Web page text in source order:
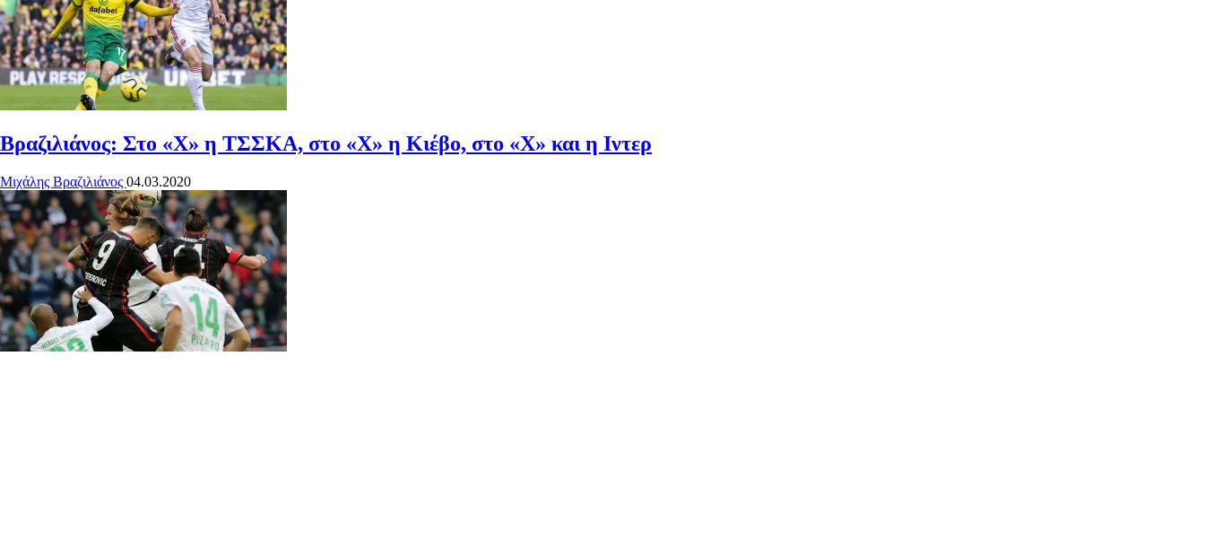
Βραζιλιάνος: Στο «Χ» η ΤΣΣΚΑ, στο «Χ» η Κιέβο, στο «Χ» και η Ιντερ
Μιχάλης Βραζιλιάνος 04.03.2020